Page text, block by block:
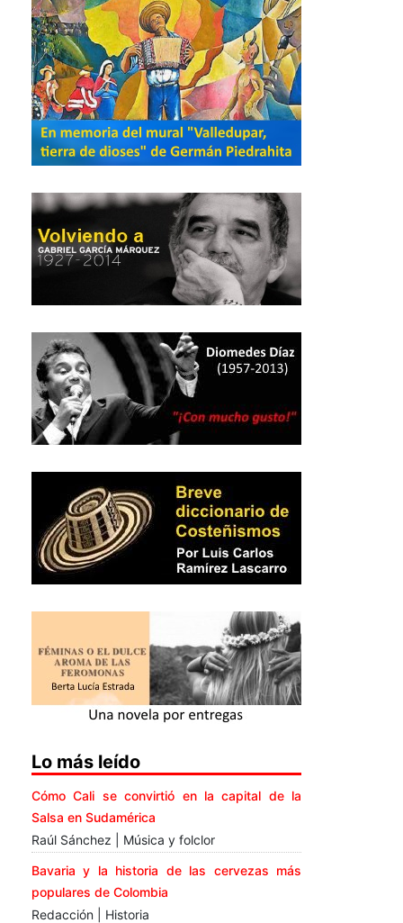
Lo más leído
Cómo Cali se convirtió en la capital de la
Salsa en Sudamérica
Raúl Sánchez | Música y folclor
Bavaria y la historia de las cervezas más
populares de Colombia
Redacción | Historia